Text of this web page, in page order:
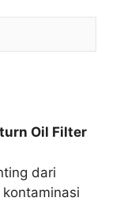
Oil Filter
dari